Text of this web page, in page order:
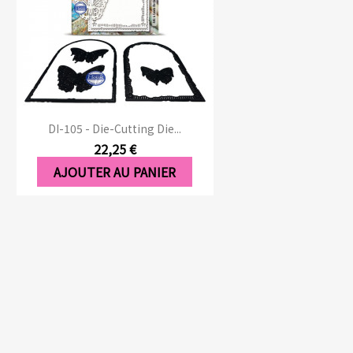
DI-105 - Die-Cutting Die...
22,25 €
AJOUTER AU PANIER
Aperçu rapide